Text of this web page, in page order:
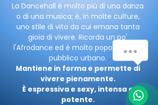
La Dancehall è molto più di una danza
o di una musica; è, in molte culture,
uno stile di vita da cui emana tanta
gioia di vivere. Ricorda un po'
l'Afrodance ed è molto popolare tra il
pubblico urbano.
Mantiene in forma e permette di
vivere pienamente.
È espressiva e sexy, intensa e
potente.